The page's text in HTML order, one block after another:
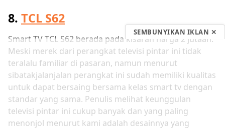
8. TCL S62
Smart TV TCL S62 berada pada kisaran harga 2 jutaan.
Meski merek dari perangkat televisi pintar ini tidak
teralalu familiar di pasaran, namun menurut
sibatakjalanjalan perangkat ini sudah memiliki kualitas
untuk dapat bersaing bersama kelas smart tv dengan
standar yang sama. Penulis melihat keunggulan
televisi pintar ini cukup banyak dan yang paling
menonjol menurut kami adalah desainnya yang
SEMBUNYIKAN IKLAN ✕